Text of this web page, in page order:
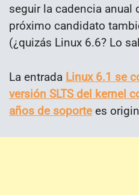
seguir la cadencia anual
próximo candidato
(¿quizás Linux 6.6? Lo
La entrada Linux 6.1 se
versión SLTS del kernel
años de soportees